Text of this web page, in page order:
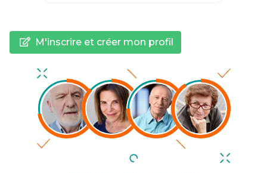
M'inscrire et créer mon profil